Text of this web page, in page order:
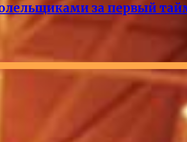
за первый